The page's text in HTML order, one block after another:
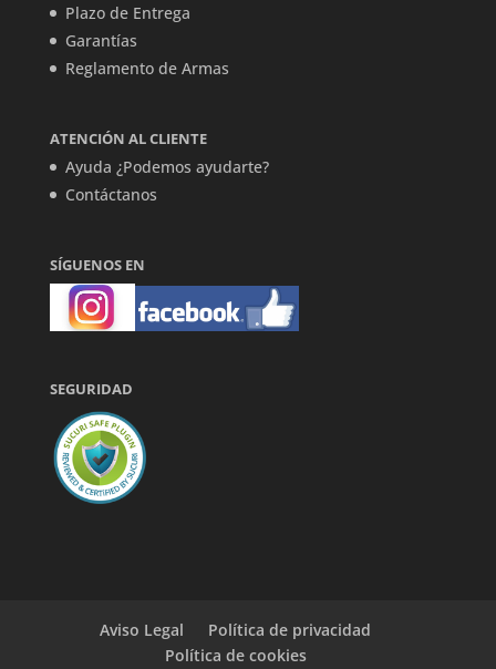
Plazo de Entrega
Garantías
Reglamento de Armas
ATENCIÓN AL CLIENTE
Ayuda ¿Podemos ayudarte?
Contáctanos
SÍGUENOS EN
SEGURIDAD
Aviso Legal
Política de privacidad
Política de cookies